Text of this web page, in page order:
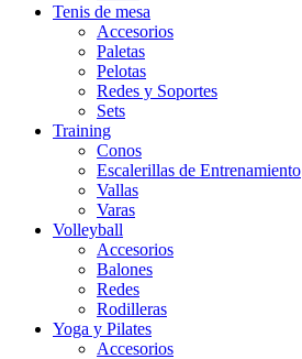
Tenis de mesa
Accesorios
Paletas
Pelotas
Redes y Soportes
Sets
Training
Conos
Escalerillas de Entrenamiento
Vallas
Varas
Volleyball
Accesorios
Balones
Redes
Rodilleras
Yoga y Pilates
Accesorios